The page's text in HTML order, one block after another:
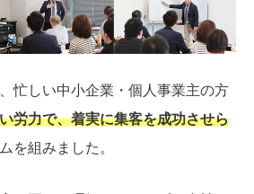
忙しい中小企業・個人事業主の方
労力で、着実に集客を成功させら
を組みました。